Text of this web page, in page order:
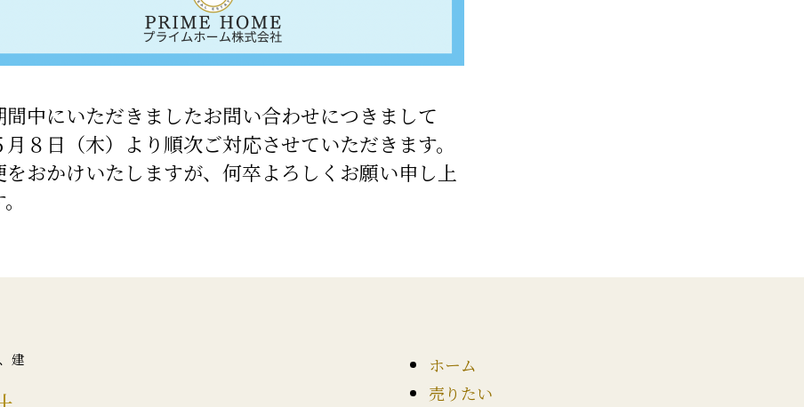
間中にいただきましたお問い合わせにつきまして
月８日（木）より順次ご対応させていただきます。
をおかけいたしますが、何卒よろしくお願い申し上
建
ホーム
売りたい